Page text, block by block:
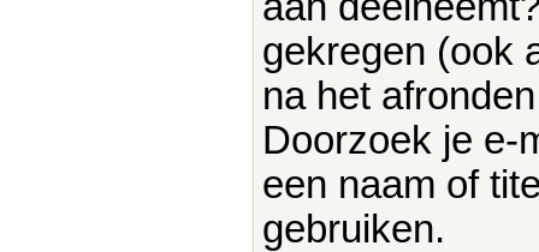
gekregen (ook
na het
Doorzoek je e-
een naam of
gebruiken.